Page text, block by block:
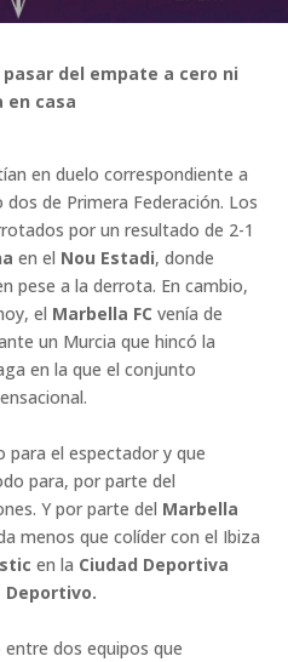
del empate a cero ni
casa
en duelo correspondiente a
de Primera Federación. Los
por un resultado de 2-1
en el Nou Estadi, donde
pese a la derrota. En cambio,
el Marbella FCvenía de
un Murcia que hincó la
en la que el conjunto
para el espectador y que
para, por parte del
Y por parte del Marbella
menos que colíder con el Ibiza
en la Ciudad Deportiva
Deportivo.
dos equipos que